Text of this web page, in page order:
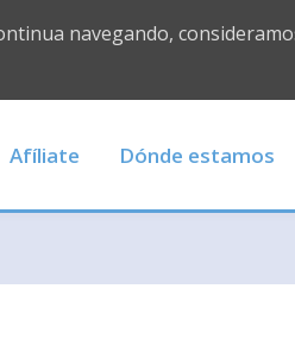
Afíliate Dónde estamos
navegando,